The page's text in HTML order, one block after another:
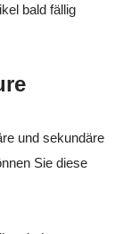
bald fällig
und sekundäre
Sie diese